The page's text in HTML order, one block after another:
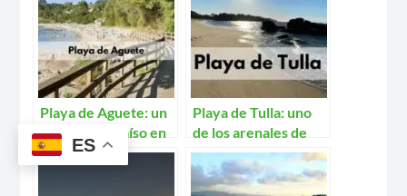
Playa de Aguete: un
pequeño paraíso en
Marín
Playa de Tulla: uno
de los arenales de
Bueu
ES